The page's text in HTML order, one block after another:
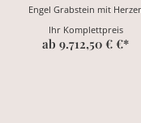
Engel Grabstein mit
Ihr Komplettpreis
ab 9.712,50 € €*